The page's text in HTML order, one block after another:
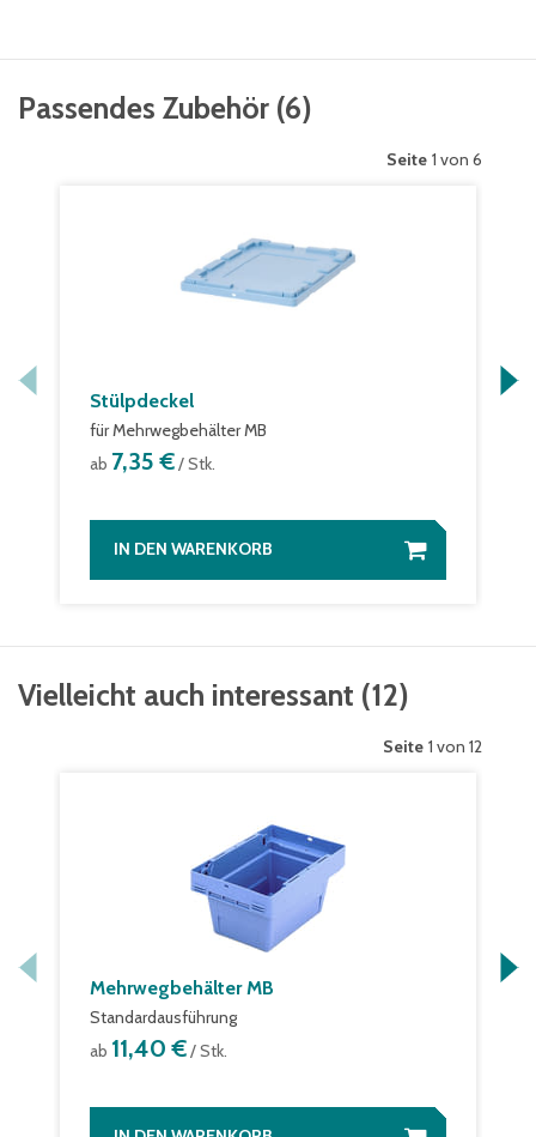
Passendes Zubehör (6)
Seite 1 von 6
Stülpdeckel
für Mehrwegbehälter MB
ab 7,35 €/ Stk.
IN DEN WARENKORB
Vielleicht auch interessant (12)
Seite 1 von 12
Mehrwegbehälter MB
Standardausführung
ab 11,40 €/ Stk.